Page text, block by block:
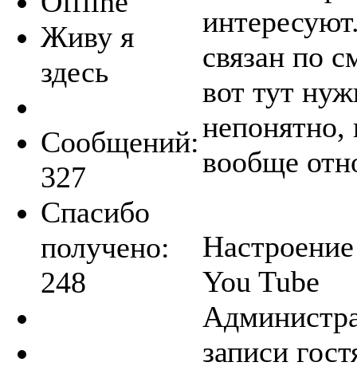
Живу я
здесь
Сообщений:
327
Спасибо
получено:
248
связан по
вот тут
непонятно,
вообще
You Tube
записи